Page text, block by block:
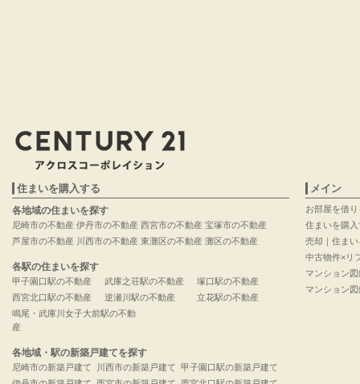
住まいを購入する
各地域の住まいを探す
尼崎市の不動産
芦屋市の不動産
伊丹市の不動産
川西市の不動産
西宮市の不動産
東灘区の不動産
宝塚市の不動産
灘区の不動産
各駅の住まいを探す
甲子園口駅の不動産
西宮北口駅の不動産
武庫之荘駅の不動産
逆瀬川駅の不動産
塚口駅の不動産
立花駅の不動産
鳴尾・武庫川女子大前駅の不動
産
各地域・駅の新築戸建てを探す
尼崎市の新築戸建て
川西市の新築戸建て 甲子園口駅の新築戸建て
メイン
お部屋を借り
住まいを購入
売却｜住ま
中古物件×リ
マンション
マンション